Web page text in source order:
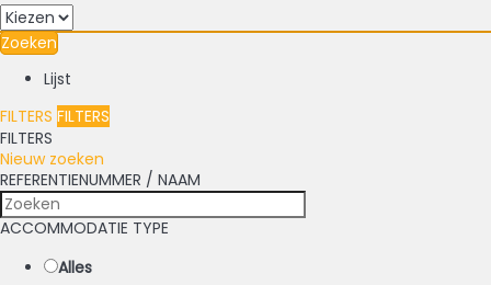
Zoeken
Lijst
FILTERS FILTERS
FILTERS
Nieuw zoeken
REFERENTIENUMMER / NAAM
ACCOMMODATIE TYPE
Alles